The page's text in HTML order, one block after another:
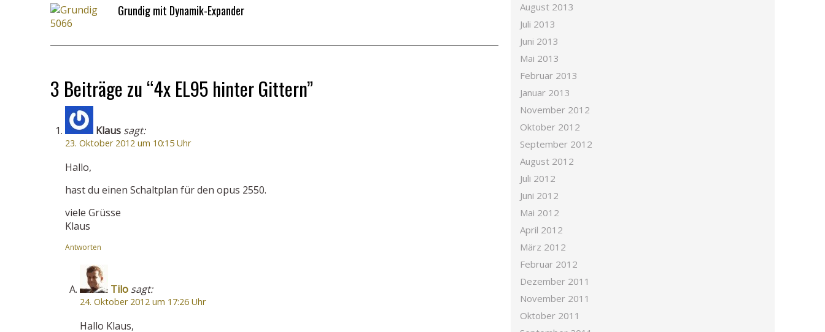
Grundig mit Dynamik-Expander
3 Beiträge zu “4x EL95 hinter Gittern”
Klaus sagt:
23. Oktober 2012 um 10:15 Uhr
Hallo,
hast du einen Schaltplan für den opus 2550.
viele Grüsse
Klaus
Antworten
Tilo sagt:
24. Oktober 2012 um 17:26 Uhr
Hallo Klaus,
August 2013
Juli 2013
Juni 2013
Mai 2013
Februar 2013
Januar 2013
November 2012
Oktober 2012
September 2012
August 2012
Juli 2012
Juni 2012
Mai 2012
April 2012
März 2012
Februar 2012
Dezember 2011
November 2011
Oktober 2011